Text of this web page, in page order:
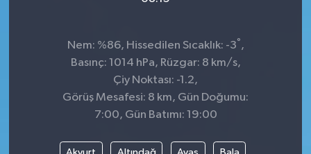
Nem: %86, Hissedilen Sıcaklık: -3° ,
Basınç: 1014 hPa, Rüzgar: 8 km/s,
Çiy Noktası: -1.2,
Görüş Mesafesi: 8 km, Gün Doğumu:
7:00, Gün Batımı: 19:00